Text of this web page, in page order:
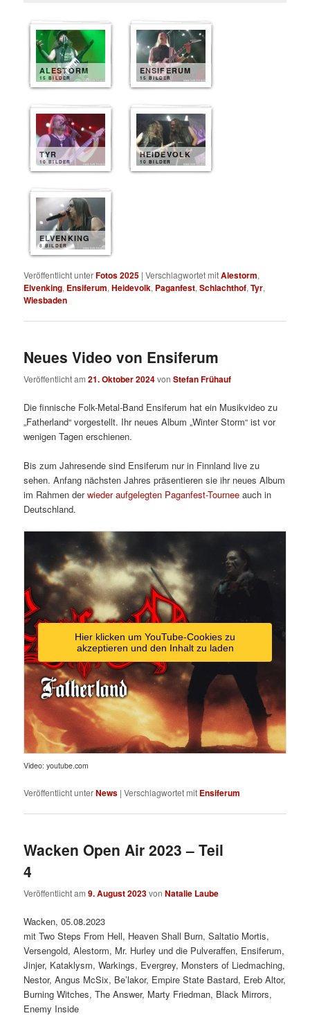
ALESTORM
15 BILDER
ENSIFERUM
15 BILDER
TYR
10 BILDER
HEIDEVOLK
10 BILDER
ELVENKING
8 BILDER
Veröffentlicht unterFotos 2025 |Verschlagwortet mitAlestorm,
Elvenking, Ensiferum,Heidevolk, Paganfest,Schlachthof,Tyr,
Wiesbaden
Neues Video von Ensiferum
Veröffentlicht am21. Oktober 2024vonStefan Frühauf
Die finnische Folk-Metal-Band Ensiferum hat ein Musikvideo zu
„Fatherland“ vorgestellt. Ihr neues Album „Winter Storm“ ist vor
wenigen Tagen erschienen.
Bis zum Jahresende sind Ensiferum nur in Finnland live zu
sehen. Anfang nächsten Jahres präsentieren sie ihr neues Album
im Rahmen derwieder aufgelegten Paganfest-Tournee auch in
Deutschland.
Hier klicken um YouTube-Cookies zu
akzeptieren und den Inhalt zu laden
Video: youtube.com
Veröffentlicht unterNews |Verschlagwortet mit Ensiferum
Wacken Open Air 2023 – Teil
4
Veröffentlicht am9. August 2023vonNatalie Laube
Wacken, 05.08.2023
mit Two Steps From Hell, Heaven Shall Burn, Saltatio Mortis,
Versengold, Alestorm, Mr. Hurley und die Pulveraffen, Ensiferum,
Jinjer, Kataklysm, Warkings, Evergrey, Monsters of Liedmaching,
Nestor, Angus McSix, Be’lakor, Empire State Bastard, Ereb Altor,
Burning Witches, The Answer, Marty Friedman, Black Mirrors,
Enemy Inside